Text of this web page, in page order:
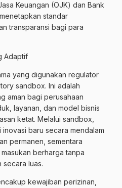
Keuangan (OJK) dan Bank
standar
transparansi bagi para
Adaptif
yang digunakan regulator
sandbox. Ini adalah
aman bagi perusahaan
layanan, dan model bisnis
ketat. Melalui sandbox,
baru secara mendalam
permanen, sementara
berharga tanpa
secara luas.
kewajiban perizinan,